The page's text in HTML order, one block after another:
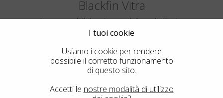
Blackfin Vitra
La purezza della luce incontra la forza del titanio.
Vitra, l’anima trasparente di Blackfin.
I tuoi cookie
Usiamo i cookie per rendere
possibile il corretto funzionamento
di questo sito.
Accetti le nostre modalità di utilizzo